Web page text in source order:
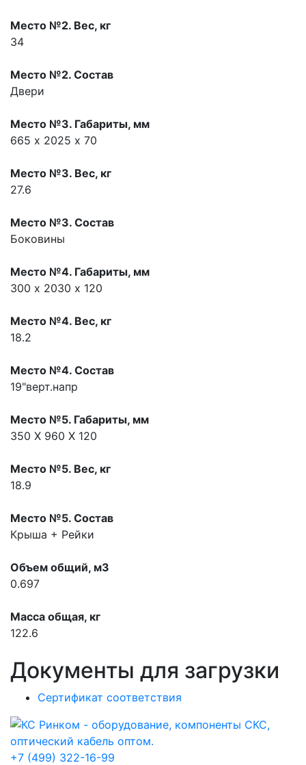
Место №2. Вес, кг
34
Место №2. Состав
Двери
Место №3. Габариты, мм
665 х 2025 х 70
Место №3. Вес, кг
27.6
Место №3. Состав
Боковины
Место №4. Габариты, мм
300 х 2030 х 120
Место №4. Вес, кг
18.2
Место №4. Состав
19"верт.напр
Место №5. Габариты, мм
350 Х 960 Х 120
Место №5. Вес, кг
18.9
Место №5. Состав
Крыша + Рейки
Объем общий, м3
0.697
Масса общая, кг
122.6
Документы для загрузки
Сертификат соответствия
+7 (499) 322-16-99